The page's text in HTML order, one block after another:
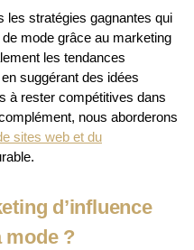
les stratégies gagnantes qui
mode grâce au marketing
les tendances
suggérant des idées
à rester compétitives dans
nous aborderons
sites web et du
d’influence
mode ?